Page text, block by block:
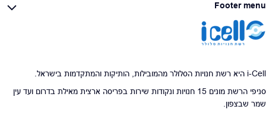
Footer menu
i-Cell היא רשת חנויות הסלולר מהמובילות, הותיקות והמתקדמות בישראל.
סניפי הרשת מונים 15 חנויות ונקודות שירות בפריסה ארצית מאילת בדרום ועד עין
שמר שבצפון.